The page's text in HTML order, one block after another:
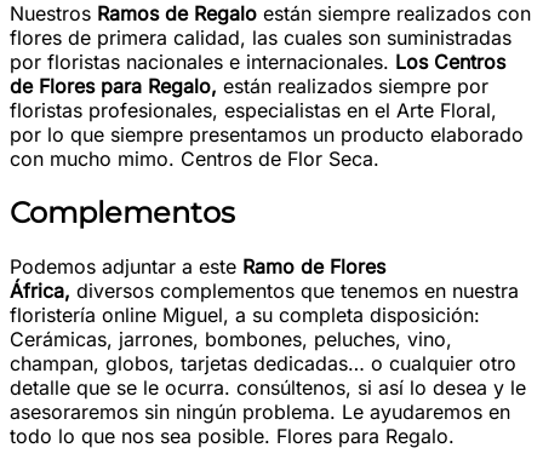
Nuestros Ramos de Regalo están siempre realizados con
flores de primera calidad, las cuales son suministradas
por floristas nacionales e internacionales. Los Centros
de Flores para Regalo, están realizados siempre por
floristas profesionales, especialistas en el Arte Floral,
por lo que siempre presentamos un producto elaborado
con mucho mimo. Centros de Flor Seca.
Complementos
Podemos adjuntar a este Ramo de Flores
África, diversos complementos que tenemos en nuestra
floristería online Miguel, a su completa disposición:
Cerámicas, jarrones, bombones, peluches, vino,
champan, globos, tarjetas dedicadas… o cualquier otro
detalle que se le ocurra. consúltenos, si así lo desea y le
asesoraremos sin ningún problema. Le ayudaremos en
todo lo que nos sea posible. Flores para Regalo.